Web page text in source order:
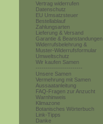
Vertrag widerrufen
Datenschutz
EU Umsatzsteuer
Bestellablauf
Zahlungsarten
Lieferung & Versand
Garantie & Beanstandungen
Widerrufsbelehrung &
Muster-Widerrufsformular
Umweltschutz
Wir kaufen Samen
------------------------
Unsere Samen
Vermehrung mit Samen
Aussaatanleitung
FAQ-Fragen zur Anzucht
Warnhinweis
Klimazone
Botanisches Wörterbuch
Link-Tipps
Danke